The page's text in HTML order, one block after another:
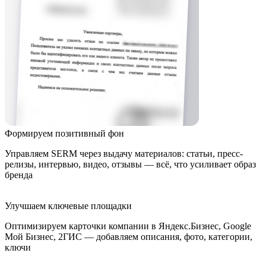
Формируем позитивный фон
Управляем SERM через выдачу материалов: статьи, пресс-
релизы, интервью, видео, отзывы — всё, что усиливает образ
бренда
Улучшаем ключевые площадки
Оптимизируем карточки компании в Яндекс.Бизнес, Google
Мой Бизнес, 2ГИС — добавляем описания, фото, категории,
ключи